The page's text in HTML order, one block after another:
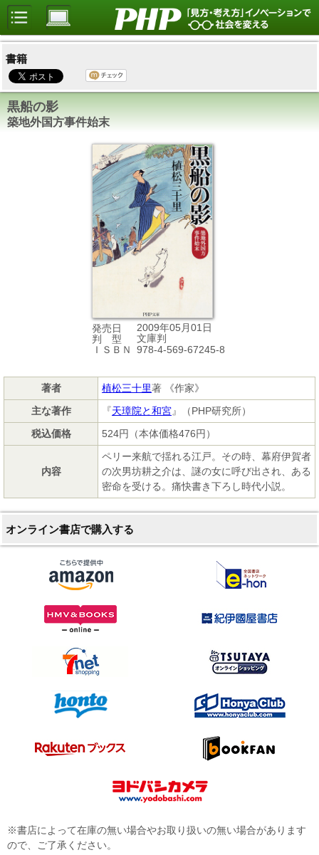
書籍
黒船の影
築地外国方事件始末
発売日
2009年05月01日
判 型
文庫判
ＩＳＢＮ
978-4-569-67245-8
著者 植松三十里著 《作家》
主な著作
『天璋院と和宮』（PHP研究所）
税込価格
524円（本体価格476円）
内容
ペリー来航で揺れる江戸。その時、幕府伊賀者
の次男坊耕之介は、謎の女に呼び出され、ある
密命を受ける。痛快書き下ろし時代小説。
オンライン書店で購入する
※書店によって在庫の無い場合やお取り扱いの無い場合があります
ので、ご了承ください。